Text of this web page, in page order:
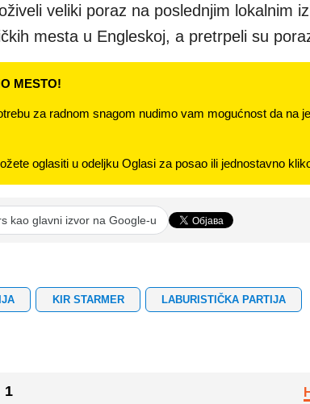
veliki poraz na poslednjim lokalnim
mesta u Engleskoj, a pretrpeli su
MESTO!
za radnom snagom nudimo vam mogućnost da na
oglasiti u odeljku Oglasi za posao ili jednostavno
kao glavni izvor na Google-u
KIR STARMER LABURISTIČKA PARTIJA
1